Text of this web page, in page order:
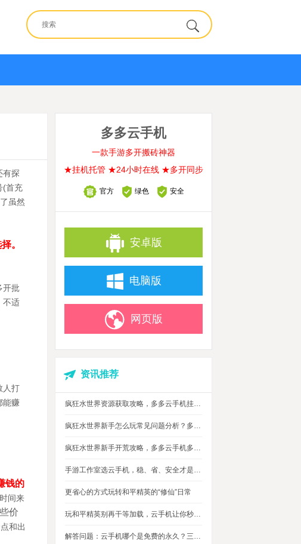
有探
(首充
虽然
。
开批
不适
人打
能赚
钱的
间来
价
和出
多多云手机
一款手游多开搬砖神器
★挂机托管 ★24小时在线 ★多开同步
官方 绿色 安全
安卓版
电脑版
网页版
资讯推荐
疯狂水世界资源获取攻略，多多云手机挂机搬砖自动攒材料
疯狂水世界新手怎么玩常见问题分析？多多云手机多开托管挂机升级打怪
疯狂水世界新手开荒攻略，多多云手机多开托管，自动搞定海量重复日常快速升级
手游工作室选云手机，稳、省、安全才是实在考量
更省心的方式玩转和平精英的“修仙”日常
玩和平精英别再干等加载，云手机让你秒玩游戏进战场
解答问题：云手机哪个是免费的永久？三大免费永久正版云手机对比